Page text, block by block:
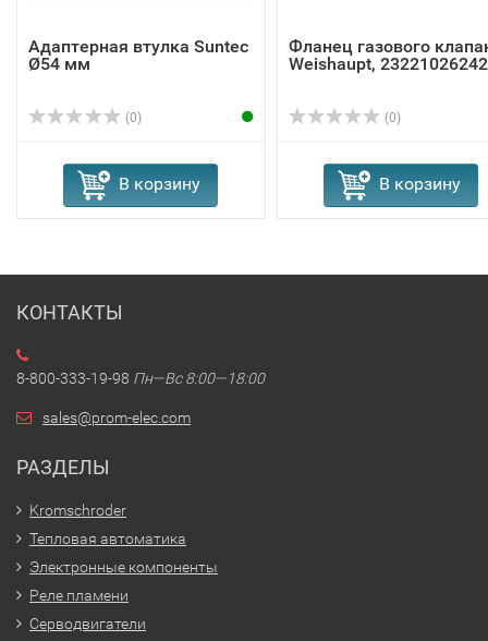
Адаптерная втулка Suntec
Ø54 мм
(0)
В корзину
Фланец газового
Weishaupt, 23221026242
(0)
В корзину
КОНТАКТЫ
8-800-333-19-98 Пн—Вс 8:00—18:00
sales@prom-elec.com
РАЗДЕЛЫ
Kromschroder
Тепловая автоматика
Электронные компоненты
Реле пламени
Серводвигатели